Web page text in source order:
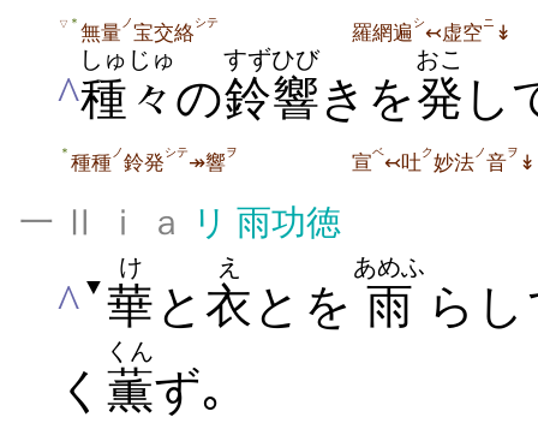
▽ ＊ 無量 ノ宝交絡シテ 羅網遍 シ↢虚空 ニ ↡
^種々
しゅじゅ
の鈴
すず
響
ひび
きを発
おこ
し
＊ 種種 ノ鈴発シテ↠響ヲ 宣ベ↢吐ク妙法 ノ音ヲ ↡
一 Ⅱ ⅰ ａ リ 雨功徳
^ ▼ 華
け
と 衣
え
とを 雨
あめふ
ら
く 薫
くん
ず｡